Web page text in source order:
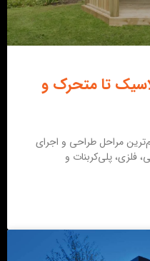
تا متحرک و
مراحل طراحی و اجرای
پلی‌کربنات و